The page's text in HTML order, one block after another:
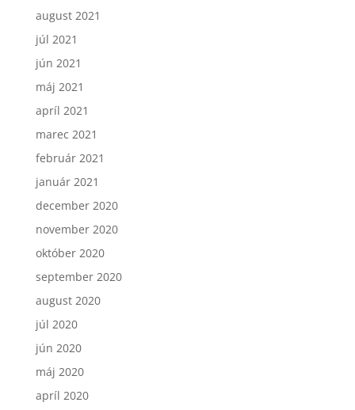
august 2021
júl 2021
jún 2021
máj 2021
apríl 2021
marec 2021
február 2021
január 2021
december 2020
november 2020
október 2020
september 2020
august 2020
júl 2020
jún 2020
máj 2020
apríl 2020